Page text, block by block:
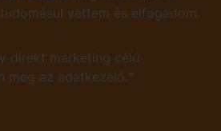
vettem és elfogadom.
direkt marketing célú
meg az adatkezelő.*